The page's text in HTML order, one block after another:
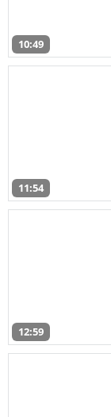
10:49
11:54
12:59